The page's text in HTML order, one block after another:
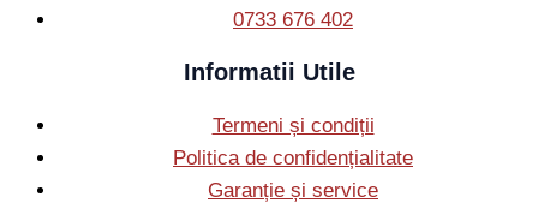
0733 676 402
Informatii Utile
Termeni și condiții
Politica de confidențialitate
Garanție și service